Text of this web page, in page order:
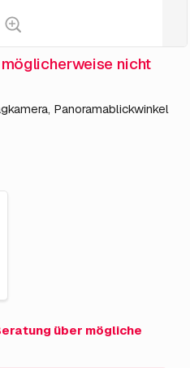
nicht
Panoramablickwinkel
über mögliche